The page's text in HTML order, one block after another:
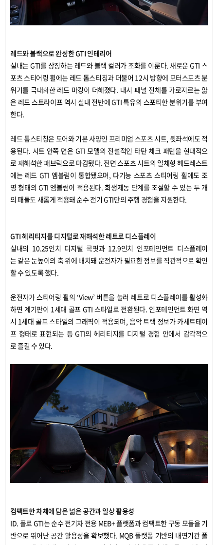
레드와블랙으로완성한GTI 인테리어
실내는 GTI를 상징하는 레드와블랙 컬러가조화를 이룬다. 새로운 GTI 스
포츠스티어링 휠에는 레드톱스티칭과 더불어 12시 방향에 모터스포츠분
위기를 극대화한 레드 마킹이 더해졌다. 대시 패널 전체를 가로지르는 얇
은 레드스트라이프 역시 실내 전반에GTI특유의 스포티한분위기를 부여
한다.
레드톱스티칭은 도어와기본사양인 프리미엄 스포츠시트, 뒷좌석에도적
용된다. 시트 안쪽 면은 GTI 모델의 전설적인 타탄 체크 패턴을 현대적으
로재해석한패브릭으로마감됐다. 전면 스포츠시트의 일체형 헤드레스트
에는 레드 GTI 엠블럼이 통합됐으며, 다기능 스포츠 스티어링 휠에도 조
명 형태의 GTI 엠블럼이 적용된다. 회생제동 단계를 조절할 수 있는 두 개
의 패들도새롭게 적용돼순수전기 GTI만의 주행 경험을 지원한다.
GTI헤리티지를디지털로재해석한레트로디스플레이
실내의 10.25인치 디지털 콕핏과 12.9인치 인포테인먼트 디스플레이
는 같은눈높이의 축위에 배치돼 운전자가 필요한정보를 직관적으로확인
할수있도록했다.
운전자가스티어링 휠의 ‘View’ 버튼을 눌러 레트로 디스플레이를 활성화
하면 계기판이 1세대 골프 GTI 스타일로 전환된다. 인포테인먼트화면 역
시 1세대 골프스타일의 그래픽이 적용되며, 음악트랙 정보가 카세트테이
프 형태로 표현되는 등 GTI의 헤리티지를 디지털 경험 안에서 감각적으
로즐길 수있다.
컴팩트한차체에 담은 넓은공간과일상활용성
ID. 폴로 GTI는순수전기차 전용 MEB+플랫폼과컴팩트한구동 모듈을 기
반으로 뛰어난공간활용성을 확보했다. MQB플랫폼 기반의 내연기관폴